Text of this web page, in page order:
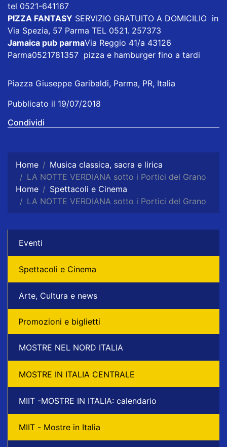
tel 0521-641167
PIZZA FANTASY SERVIZIO GRATUITO A DOMICILIO in
Via Spezia, 57 Parma TEL 0521. 257373
Jamaica pub parmaVia Reggio 41/a 43126
Parma0521781357 pizza e hamburger fino a tardi
Piazza Giuseppe Garibaldi, Parma, PR, Italia
Pubblicato il 19/07/2018
Condividi
Home
Musica classica, sacra e lirica
LA NOTTE VERDIANA sotto i Portici del Grano
Home
Spettacoli e Cinema
LA NOTTE VERDIANA sotto i Portici del Grano
Eventi
Spettacoli e Cinema
Arte, Cultura e news
Promozioni e biglietti
MOSTRE NEL NORD ITALIA
MOSTRE IN ITALIA CENTRALE
MIIT -MOSTRE IN ITALIA: calendario
MIIT - Mostre in Italia